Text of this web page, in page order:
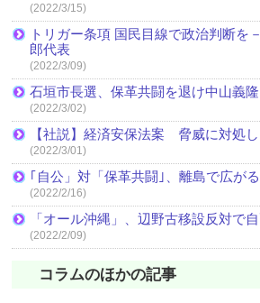
(2022/3/15)
トリガー条項 国民目線で政治判断を
郎代表
(2022/3/09)
石垣市長選、保革共闘を退け中山義
(2022/3/02)
【社説】経済安保法案 脅威に対処
(2022/3/01)
｢自公」対「保革共闘｣、離島で広が
(2022/2/16)
「オール沖縄」、辺野古移設反対で
(2022/2/09)
コラムのほかの記事